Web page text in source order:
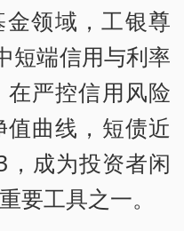
领域，工银尊
短端信用与利率
严控信用风险
曲线，短债近
成为投资者闲
要工具之一。